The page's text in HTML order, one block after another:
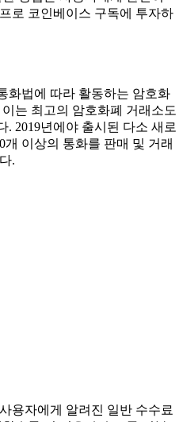
로 코인베이스 구독에 투자하
화법에 따라 활동하는 암호화
는 최고의 암호화폐 거래소도
. 2019년에야 출시된 다소 새로
이상의 통화를 판매 및 거래
.
용자에게 알려진 일반 수수료